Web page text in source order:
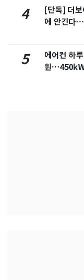
4
[단독] 더
에 안긴다
5
에어컨 하
원